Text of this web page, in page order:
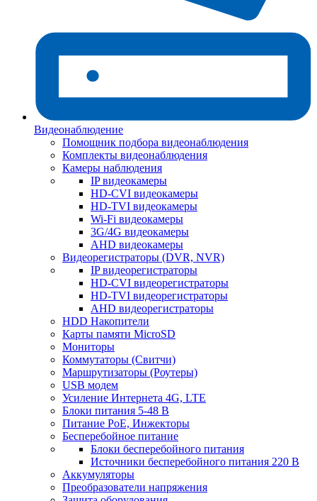
Видеонаблюдение
Помощник подбора видеонаблюдения
Комплекты видеонаблюдения
Камеры наблюдения
IP видеокамеры
HD-CVI видеокамеры
HD-TVI видеокамеры
Wi-Fi видеокамеры
3G/4G видеокамеры
AHD видеокамеры
Видеорегистраторы (DVR, NVR)
IP видеорегистраторы
HD-CVI видеорегистраторы
HD-TVI видеорегистраторы
AHD видеорегистраторы
HDD Накопители
Карты памяти MicroSD
Мониторы
Коммутаторы (Свитчи)
Маршрутизаторы (Роутеры)
USB модем
Усиление Интернета 4G, LTE
Блоки питания 5-48 В
Питание PoE, Инжекторы
Бесперебойное питание
Блоки бесперебойного питания
Источники бесперебойного питания 220 В
Аккумуляторы
Преобразователи напряжения